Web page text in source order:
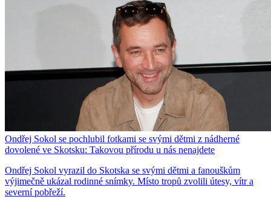
Ondřej Sokol se pochlubil fotkami se svými dětmi z nádherné
dovolené ve Skotsku: Takovou přírodu u nás nenajdete
Ondřej Sokol vyrazil do Skotska se svými dětmi a fanouškům
výjimečně ukázal rodinné snímky. Místo tropů zvolili útesy, vítr a
severní pobřeží.